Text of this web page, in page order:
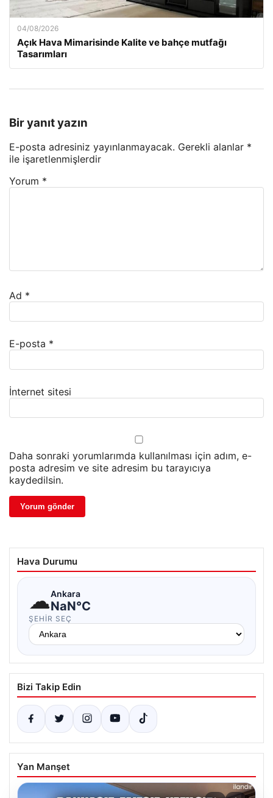
04/08/2026
Açık Hava Mimarisinde Kalite ve bahçe mutfağı
Tasarımları
Bir yanıt yazın
E-posta adresiniz yayınlanmayacak. Gerekli alanlar *
ile işaretlenmişlerdir
Yorum *
Ad *
E-posta *
İnternet sitesi
Daha sonraki yorumlarımda kullanılması için adım, e-
posta adresim ve site adresim bu tarayıcıya
kaydedilsin.
Hava Durumu
☁Ankara
NaN°C
ŞEHIR SEÇ
Bizi Takip Edin
Yan Manşet